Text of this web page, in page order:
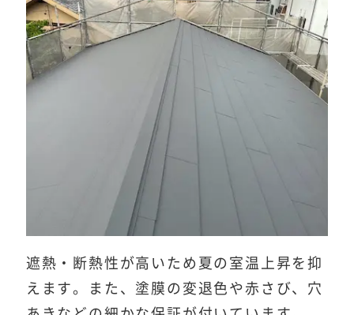
遮熱・断熱性が高いため夏の室温上昇を抑
えます。また、塗膜の変退色や赤さび、穴